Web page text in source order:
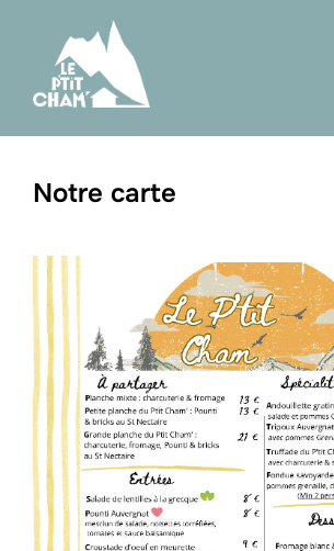
contenu
Notre carte